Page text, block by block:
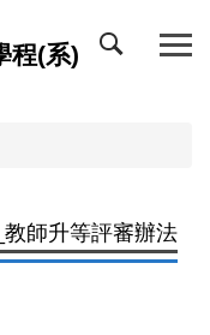
程(系)
師升等評審辦法